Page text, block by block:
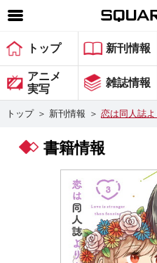
SQUARE ENIX 公式サ
ゲーム
マガジン＆ブックス
グッズ
トップ 新刊情報
アニメ
実写
雑誌情報
トップ ＞ 新刊情報 ＞ 恋は同人誌
書籍情報